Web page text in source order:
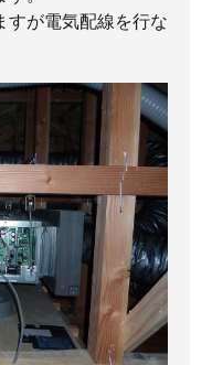
すが電気配線を行な